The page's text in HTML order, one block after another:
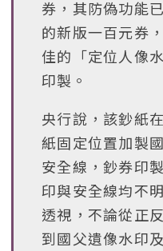
券，其防偽功能
的新版一百元券
佳的「定位人像
印製。
央行說，該鈔紙
紙固定位置加製
安全線，鈔券印
印與安全線均不
透視，不論從正
到國父遺像水印